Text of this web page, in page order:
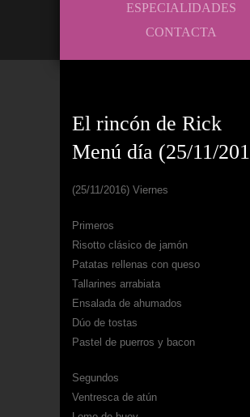
ESPECIALIDADES
CONTACTA
El rincón de Rick
Menú día (25/11/
(25/11/2016) Viernes
Primeros
Risotto clásico de jamón
Patatas rellenas con queso
Tallarines arrabiata
Ensalada de ahumados
Dúo de tostas
Pastel de puerros y bacon
Segundos
Ventresca de atún